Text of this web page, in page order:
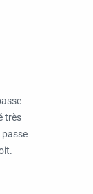
très